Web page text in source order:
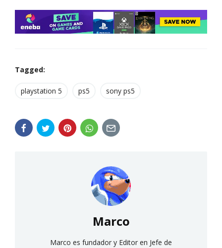
Tagged:
playstation 5 ps5 sony ps5
Marco
Marco es fundador y Editor en Jefe de